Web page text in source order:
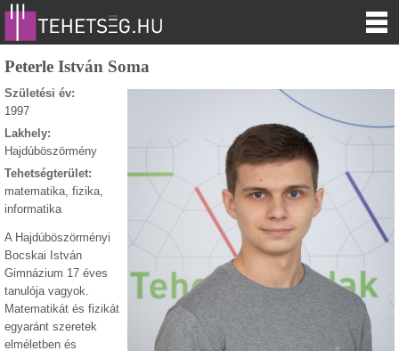
Peterle István Soma
Születési év:
1997
Lakhely:
Hajdúböszörmény
Tehetségterület:
matematika, fizika,
informatika
A Hajdúböszörményi
Bocskai István
Gimnázium 17 éves
tanulója vagyok.
Matematikát és fizikát
egyaránt szeretek
elméletben és